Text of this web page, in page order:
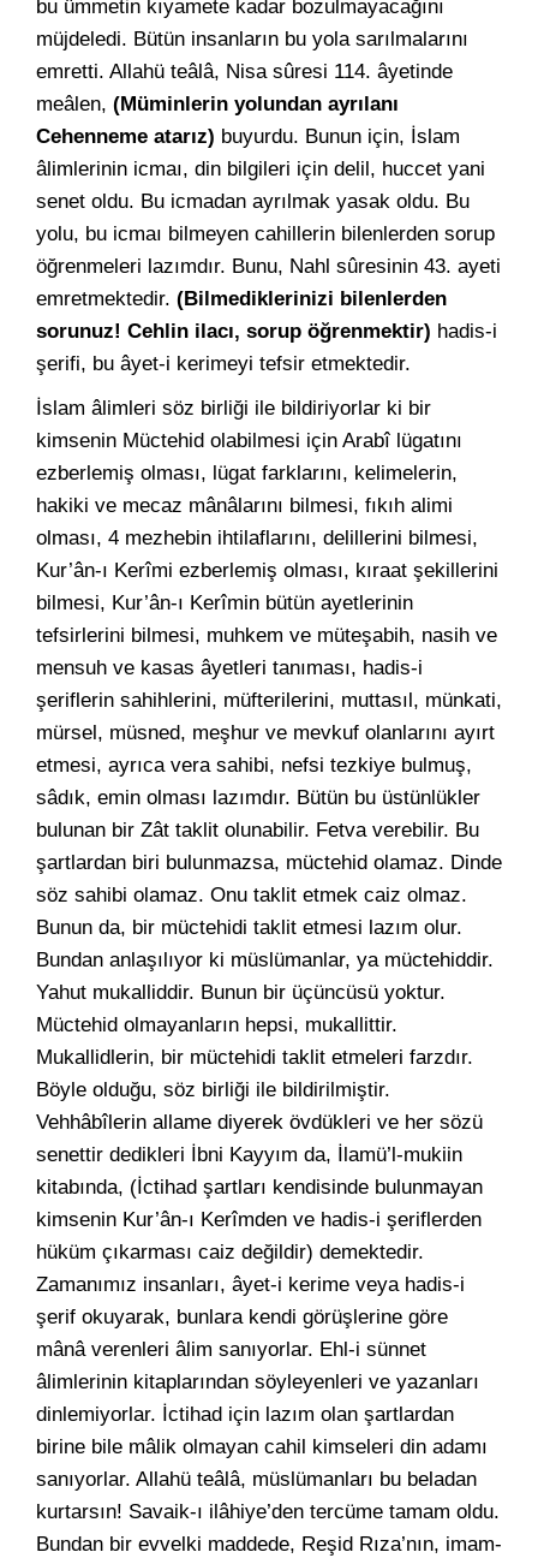
bu ümmetin kıyamete kadar bozulmayacağını
müjdeledi. Bütün insanların bu yola sarılmalarını
emretti. Allahü teâlâ, Nisa sûresi 114. âyetinde
meâlen, (Müminlerin yolundan ayrılanı
Cehenneme atarız) buyurdu. Bunun için, İslam
âlimlerinin icmaı, din bilgileri için delil, huccet yani
senet oldu. Bu icmadan ayrılmak yasak oldu. Bu
yolu, bu icmaı bilmeyen cahillerin bilenlerden sorup
öğrenmeleri lazımdır. Bunu, Nahl sûresinin 43. ayeti
emretmektedir. (Bilmediklerinizi bilenlerden
sorunuz! Cehlin ilacı, sorup öğrenmektir) hadis-i
şerifi, bu âyet-i kerimeyi tefsir etmektedir.
İslam âlimleri söz birliği ile bildiriyorlar ki bir
kimsenin Müctehid olabilmesi için Arabî lügatını
ezberlemiş olması, lügat farklarını, kelimelerin,
hakiki ve mecaz mânâlarını bilmesi, fıkıh alimi
olması, 4 mezhebin ihtilaflarını, delillerini bilmesi,
Kur’ân-ı Kerîmi ezberlemiş olması, kıraat şekillerini
bilmesi, Kur’ân-ı Kerîmin bütün ayetlerinin
tefsirlerini bilmesi, muhkem ve müteşabih, nasih ve
mensuh ve kasas âyetleri tanıması, hadis-i
şeriflerin sahihlerini, müfterilerini, muttasıl, münkati,
mürsel, müsned, meşhur ve mevkuf olanlarını ayırt
etmesi, ayrıca vera sahibi, nefsi tezkiye bulmuş,
sâdık, emin olması lazımdır. Bütün bu üstünlükler
bulunan bir Zât taklit olunabilir. Fetva verebilir. Bu
şartlardan biri bulunmazsa, müctehid olamaz. Dinde
söz sahibi olamaz. Onu taklit etmek caiz olmaz.
Bunun da, bir müctehidi taklit etmesi lazım olur.
Bundan anlaşılıyor ki müslümanlar, ya müctehiddir.
Yahut mukalliddir. Bunun bir üçüncüsü yoktur.
Müctehid olmayanların hepsi, mukallittir.
Mukallidlerin, bir müctehidi taklit etmeleri farzdır.
Böyle olduğu, söz birliği ile bildirilmiştir.
Vehhâbîlerin allame diyerek övdükleri ve her sözü
senettir dedikleri İbni Kayyım da, İlamü’l-mukiin
kitabında, (İctihad şartları kendisinde bulunmayan
kimsenin Kur’ân-ı Kerîmden ve hadis-i şeriflerden
hüküm çıkarması caiz değildir) demektedir.
Zamanımız insanları, âyet-i kerime veya hadis-i
şerif okuyarak, bunlara kendi görüşlerine göre
mânâ verenleri âlim sanıyorlar. Ehl-i sünnet
âlimlerinin kitaplarından söyleyenleri ve yazanları
dinlemiyorlar. İctihad için lazım olan şartlardan
birine bile mâlik olmayan cahil kimseleri din adamı
sanıyorlar. Allahü teâlâ, müslümanları bu beladan
kurtarsın! Savaik-ı ilâhiye’den tercüme tamam oldu.
Bundan bir evvelki maddede, Reşid Rıza’nın, imam-